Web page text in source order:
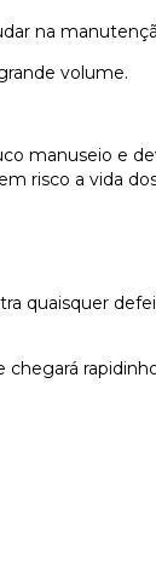
na
volume.
manuseio e
risco a vida
quaisquer